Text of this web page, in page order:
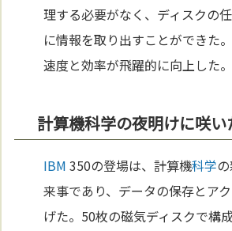
理する必要がなく、ディスクの
に情報を取り出すことができた
速度と効率が飛躍的に向上した。
計算機科学の夜明けに咲
IBM 350の登場は、計算機科学
来事であり、データの保存とア
げた。50枚の磁気ディスクで構